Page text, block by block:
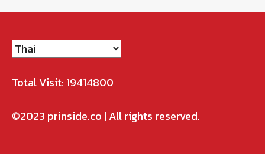
Total Visit: 19414800
©2023 prinside.co | All rights reserved.